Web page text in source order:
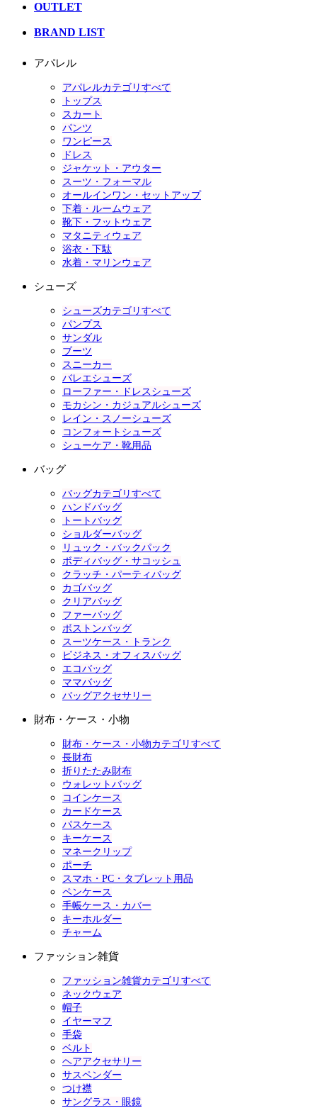
OUTLET
BRAND LIST
アパレル
アパレルカテゴリすべて
トップス
スカート
パンツ
ワンピース
ドレス
ジャケット・アウター
スーツ・フォーマル
オールインワン・セットアップ
下着・ルームウェア
靴下・フットウェア
マタニティウェア
浴衣・下駄
水着・マリンウェア
シューズ
シューズカテゴリすべて
パンプス
サンダル
ブーツ
スニーカー
バレエシューズ
ローファー・ドレスシューズ
モカシン・カジュアルシューズ
レイン・スノーシューズ
コンフォートシューズ
シューケア・靴用品
バッグ
バッグカテゴリすべて
ハンドバッグ
トートバッグ
ショルダーバッグ
リュック・バックパック
ボディバッグ・サコッシュ
クラッチ・パーティバッグ
カゴバッグ
クリアバッグ
ファーバッグ
ボストンバッグ
スーツケース・トランク
ビジネス・オフィスバッグ
エコバッグ
ママバッグ
バッグアクセサリー
財布・ケース・小物
財布・ケース・小物カテゴリすべて
長財布
折りたたみ財布
ウォレットバッグ
コインケース
カードケース
パスケース
キーケース
マネークリップ
ポーチ
スマホ・PC・タブレット用品
ペンケース
手帳ケース・カバー
キーホルダー
チャーム
ファッション雑貨
ファッション雑貨カテゴリすべて
ネックウェア
帽子
イヤーマフ
手袋
ベルト
ヘアアクセサリー
サスペンダー
つけ襟
サングラス・眼鏡